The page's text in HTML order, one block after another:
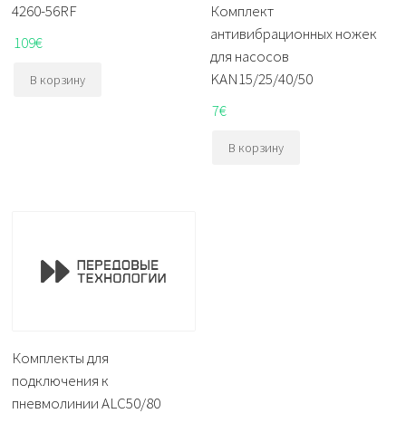
4260-56RF
109€
В корзину
Комплект
антивибрационных ножек
для насосов
KAN15/25/40/50
7€
В корзину
Комплекты для
подключения к
пневмолинии ALC50/80